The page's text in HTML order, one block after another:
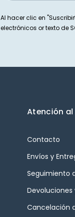
Al hacer clic en
electrónicos or texto de
Atención
Contacto
Envíos y
Seguimiento
Cancelación